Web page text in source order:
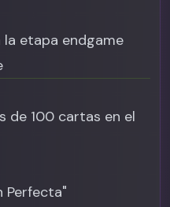
etapa endgame
de 100 cartas en el
Perfecta"